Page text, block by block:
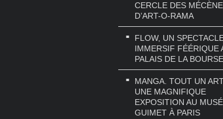
CERCLE DES
D’ART-O-RAMA
FLOW, UN
IMMERSIF FÉÉRIQUE
PALAIS DE LA BOURSE
MANGA. TOUT UN
UNE MAGNIFIQUE
EXPOSITION AU
GUIMET À PARIS